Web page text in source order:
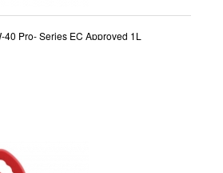
Pro- Series EC Approved 1L